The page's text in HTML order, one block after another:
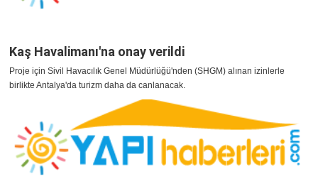
Kaş Havalimanı'na onay verildi
Proje için Sivil Havacılık Genel Müdürlüğü'nden (SHGM) alınan izinlerle
birlikte Antalya'da turizm daha da canlanacak.